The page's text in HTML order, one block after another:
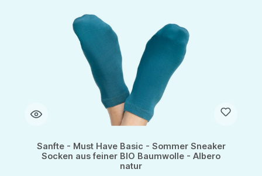
Sanfte - Must Have Basic - Sommer Sneaker
Socken aus feiner BIO Baumwolle - Albero
natur